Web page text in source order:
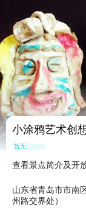
小涂鸦艺术创
暂无点评
查看景点简介及开
山东省青岛市市南
州路交界处）